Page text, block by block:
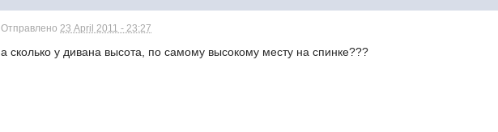
Отправлено23 April 2011 - 23:27
а сколько у дивана высота, по самому высокому месту на спинке???